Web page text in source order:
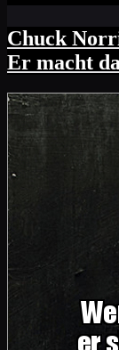
Chuck
Er macht